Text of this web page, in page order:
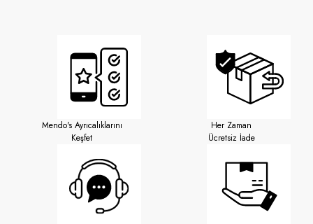
Mendo's Ayrıcalıklarını
Keşfet
Her Zaman
Ücretsiz İade